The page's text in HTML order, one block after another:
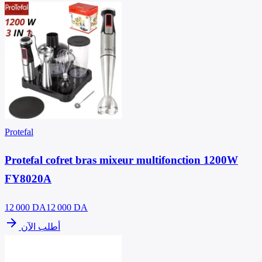
Protefal
Protefal cofret bras mixeur multifonction 1200W
FY8020A
12 000 DA12 000 DA
arrow_forward أطلب الآن